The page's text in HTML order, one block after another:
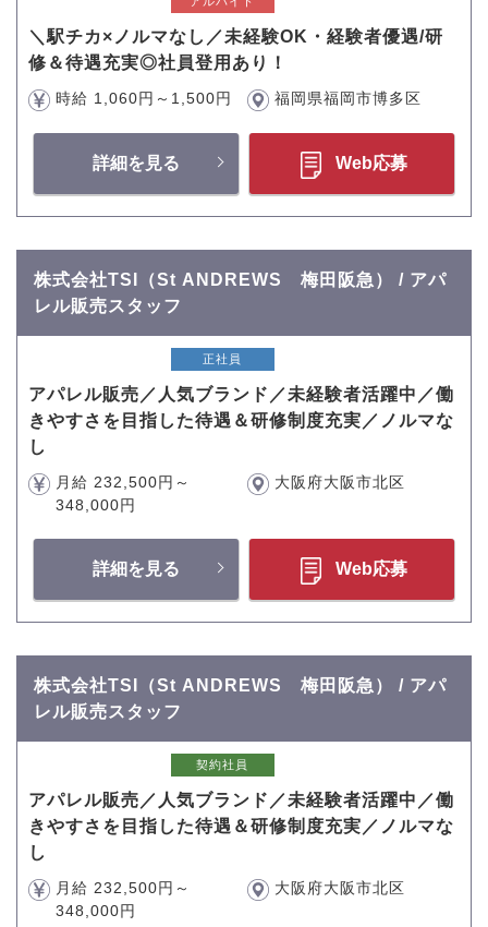
＼駅チカ×ノルマなし／未経験OK・経験者優遇/研
修＆待遇充実◎社員登用あり！
時給 1,060円～1,500円 福岡県福岡市博多区
詳細を見る Web応募
株式会社TSI（St ANDREWS 梅田阪急） / アパ
レル販売スタッフ
正社員
アパレル販売／人気ブランド／未経験者活躍中／働
きやすさを目指した待遇＆研修制度充実／ノルマな
し
月給 232,500円～
348,000円
大阪府大阪市北区
詳細を見る Web応募
株式会社TSI（St ANDREWS 梅田阪急） / アパ
レル販売スタッフ
契約社員
アパレル販売／人気ブランド／未経験者活躍中／働
きやすさを目指した待遇＆研修制度充実／ノルマな
し
月給 232,500円～
348,000円
大阪府大阪市北区